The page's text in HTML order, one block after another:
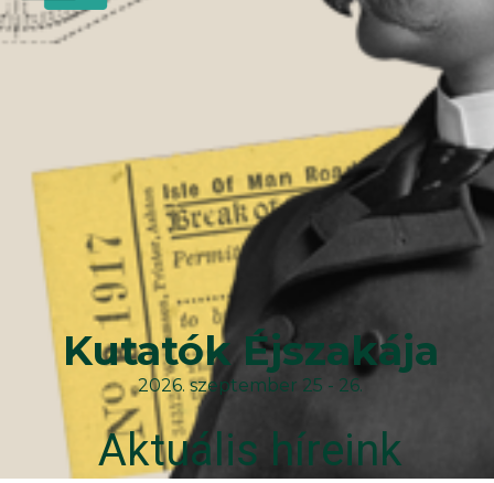
Kutatók Éjszakája
2026. szeptember 25 - 26.
Aktuális híreink